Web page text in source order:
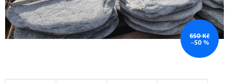
650 Kč
–50 %